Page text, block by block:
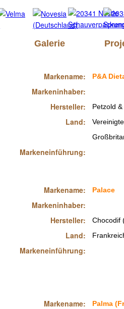
Galerie
Markename:
Markeninhaber:
Hersteller:
Land:
Markeneinführung:
P&A
Petzold
Markename:
Markeninhaber:
Hersteller:
Land:
Markeneinführung:
Palace
Chocodif
Markename:
Palma